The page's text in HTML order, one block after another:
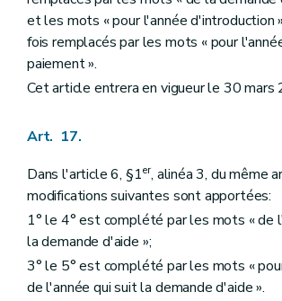
et les mots « pour l'année d'introduction
fois remplacés par les mots « pour
paiement ».
Cet article entrera en vigueur le 30 mars
Art. 17.
Dans l'article 6, §1er, alinéa 3, du même
modifications suivantes sont apportées:
1° le 4° est complété par les mots « de
la demande d'aide »;
3° le 5° est complété par les mots «
de l'année qui suit la demande d'aide ».